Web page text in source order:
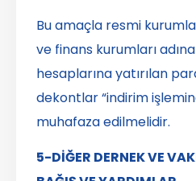
Bu amaçla resmi
ve finans kurumları
hesaplarına yatırılan
dekontlar “indirim
muhafaza edilmelidir.
5-DİĞER DERNEK VE